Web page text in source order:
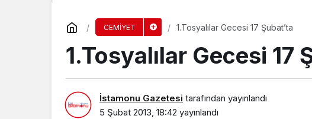
CEMİYET 1.Tosyalılar Gecesi 17 Şubat’ta
1.Tosyalılar Gecesi 17
İstamonu Gazetesi tarafından yayınlandı
5 Şubat 2013, 18:42 yayınlandı